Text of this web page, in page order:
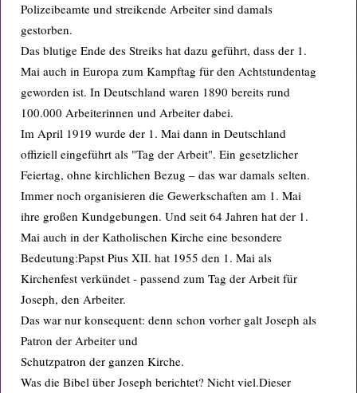
Polizeibeamte und streikende Arbeiter sind damals
gestorben.
Das blutige Ende des Streiks hat dazu geführt, dass der 1.
Mai auch in Europa zum Kampftag für den Achtstundentag
geworden ist. In Deutschland waren 1890 bereits rund
100.000 Arbeiterinnen und Arbeiter dabei.
Im April 1919 wurde der 1. Mai dann in Deutschland
offiziell eingeführt als "Tag der Arbeit". Ein gesetzlicher
Feiertag, ohne kirchlichen Bezug – das war damals selten.
Immer noch organisieren die Gewerkschaften am 1. Mai
ihre großen Kundgebungen. Und seit 64 Jahren hat der 1.
Mai auch in der Katholischen Kirche eine besondere
Bedeutung:Papst Pius XII. hat 1955 den 1. Mai als
Kirchenfest verkündet - passend zum Tag der Arbeit für
Joseph, den Arbeiter.
Das war nur konsequent: denn schon vorher galt Joseph als
Patron der Arbeiter und
Schutzpatron der ganzen Kirche.
Was die Bibel über Joseph berichtet? Nicht viel.Dieser